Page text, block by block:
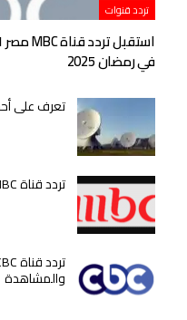
تردد قنوات
في رمضان 2025
تعرف على
تردد قناة MBC استقبال مجاني لبرامج MBC
والمشاهدة